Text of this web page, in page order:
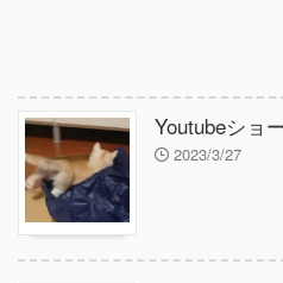
Youtubeショ
2023/3/27